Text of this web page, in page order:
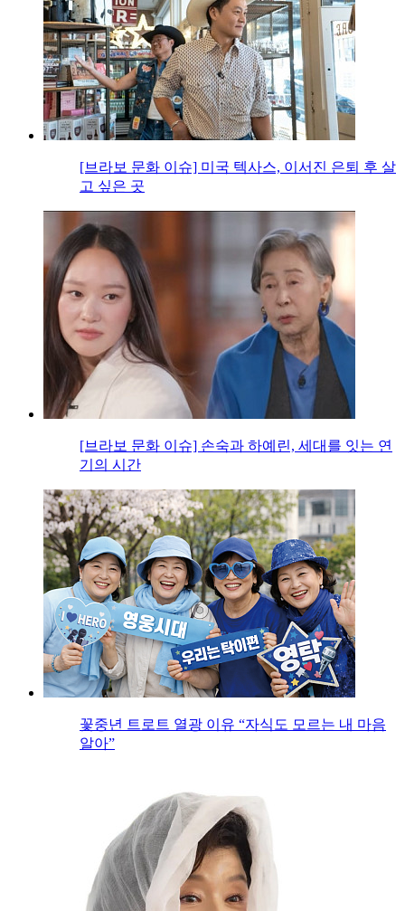
[브라보 문화 이슈] 미국 텍사스, 이서진 은퇴 후 살
고 싶은 곳
[브라보 문화 이슈] 손숙과 하예린, 세대를 잇는 연
기의 시간
꽃중년 트로트 열광 이유 “자식도 모르는 내 마음
알아”